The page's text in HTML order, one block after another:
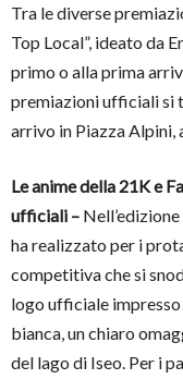
Tra le diverse
Top Local”, ideato da
primo o alla prima
premiazioni ufficiali si
arrivo in Piazza Alpini,
Le anime della 21K e
ufficiali –
ha realizzato per i
competitiva che si
logo ufficiale impresso
bianca, un chiaro
del lago di Iseo. Per i